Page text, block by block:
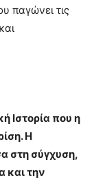
παγώνει τις
Ιστορία που η
Η
στη σύγχυση,
και την